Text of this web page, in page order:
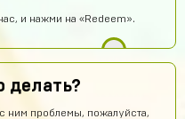
и нажми на «Redeem».
делать?
ним проблемы, пожалуйста,
по фри фаер всё приходит